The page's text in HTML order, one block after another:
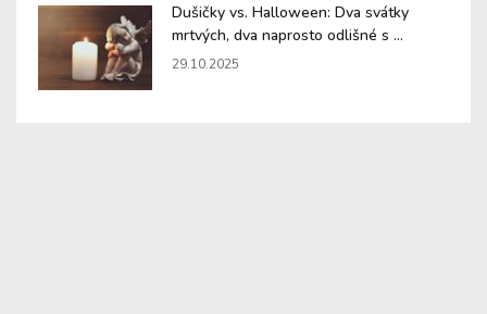
Dušičky vs. Halloween: Dva svátky
mrtvých, dva naprosto odlišné s ...
29.10.2025